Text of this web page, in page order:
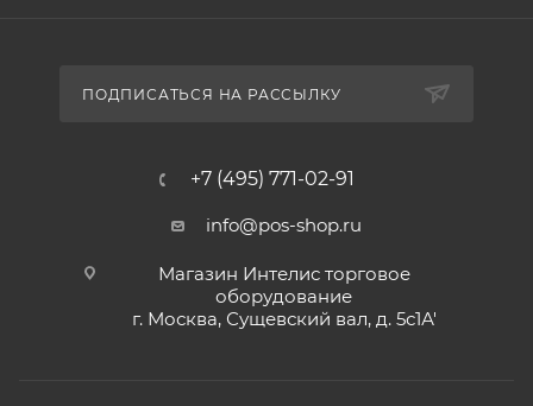
ПОДПИСАТЬСЯ НА РАССЫЛКУ
+7 (495) 771-02-91
info@pos-shop.ru
Магазин Интелис торговое
оборудование
г. Москва, Сущевский вал, д. 5с1А'